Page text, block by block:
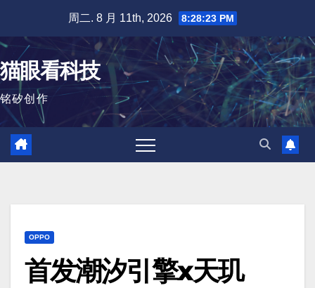
内
容
周二. 8 月 11th, 2026 8:28:24 PM
猫眼看科技
铭矽创作
OPPO
首发潮汐引擎x天玑